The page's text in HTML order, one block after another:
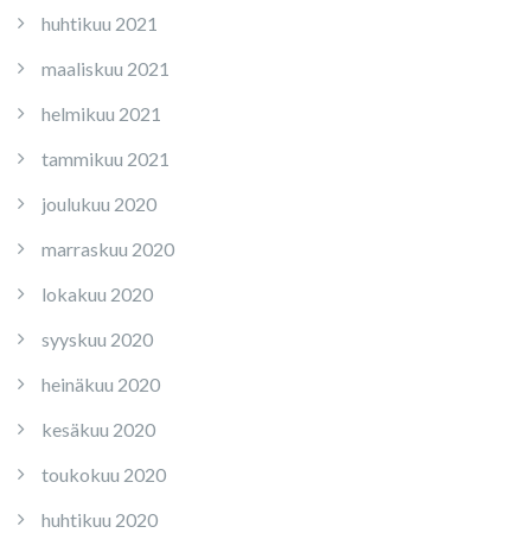
huhtikuu 2021
maaliskuu 2021
helmikuu 2021
tammikuu 2021
joulukuu 2020
marraskuu 2020
lokakuu 2020
syyskuu 2020
heinäkuu 2020
kesäkuu 2020
toukokuu 2020
huhtikuu 2020